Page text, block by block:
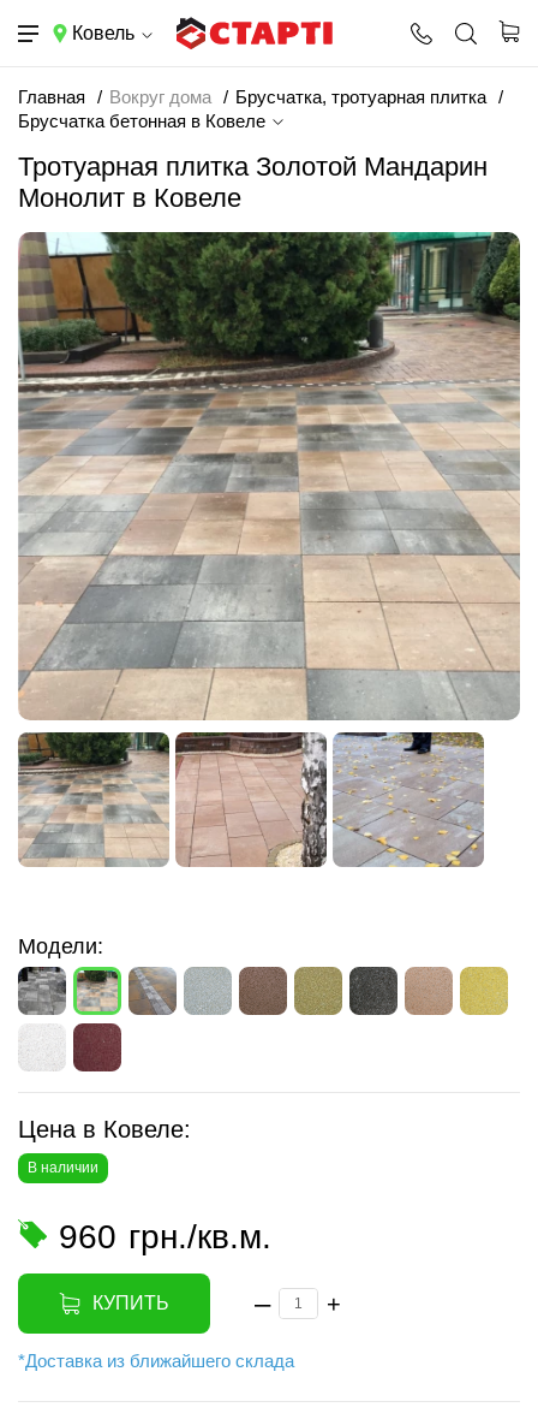
Ковель
Главная Вокруг дома
Брусчатка, тротуарная плитка
Брусчатка бетонная в Ковеле
Тротуарная плитка Золотой Мандарин
Монолит в Ковеле
Модели:
Цена в Ковеле:
В наличии
960 грн./кв.м.
КУПИТЬ – +
*Доставка из ближайшего склада